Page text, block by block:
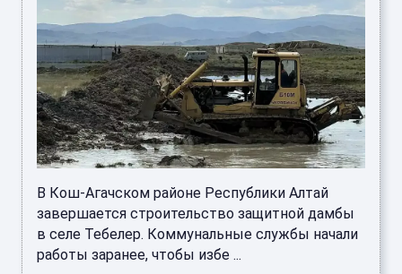
В Кош-Агачском районе Республики Алтай
завершается строительство защитной дамбы
в селе Тебелер. Коммунальные службы начали
работы заранее, чтобы избе ...